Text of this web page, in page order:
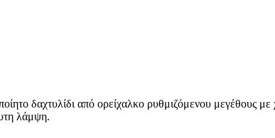
δαχτυλίδι από ορείχαλκο ρυθμιζόμενου μεγέθους
λάμψη.